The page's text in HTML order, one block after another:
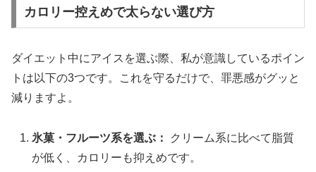
カロリー控えめで太らない選び方
ダイエット中にアイスを選ぶ際、私が意識しているポイン
トは以下の3つです。これを守るだけで、罪悪感がグッと
減りますよ。
氷菓・フルーツ系を選ぶ：
クリーム系に比べて脂質
が低く、カロリーも抑えめです。